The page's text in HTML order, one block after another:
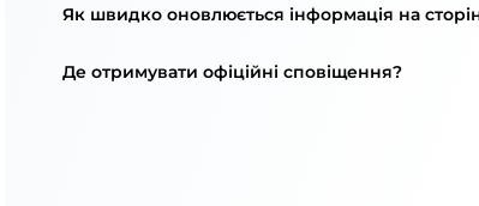
Як швидко оновлюється інформація на
Де отримувати офіційні сповіщення?